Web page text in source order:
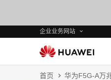
企业业务网站
首页 华为F5G-A万